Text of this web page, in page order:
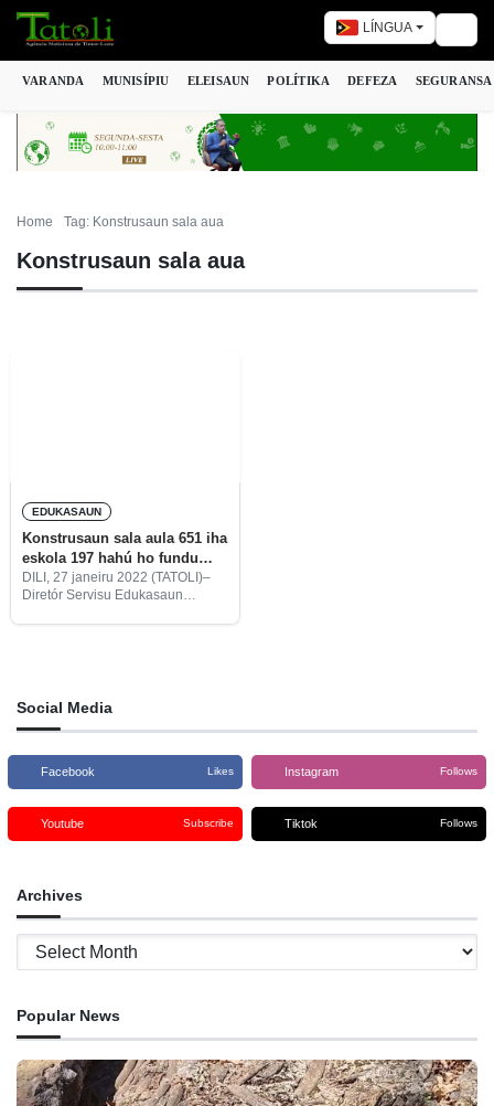
LÍNGUA
VARANDA MUNISÍPIU ELEISAUN POLÍTIKA DEFEZA SEGURANSA
Home Tag: Konstrusaun sala aua
Konstrusaun sala aua
EDUKASAUN
Konstrusaun sala aula 651 iha
eskola 197 hahú ho fundu
25%
DILI, 27 janeiru 2022 (TATOLI)–
Diretór Servisu Edukasaun
komunitáriu ba konstrusaun sala
Social Media
Facebook Likes Instagram Follows
Youtube Subscribe Tiktok Follows
Archives
Archives
Popular News